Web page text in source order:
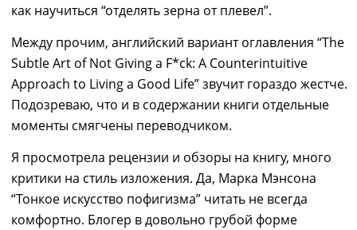
как научиться “отделять зерна от плевел”.
Между прочим, английский вариант оглавления “The
Subtle Art of Not Giving a F*ck: A Counterintuitive
Approach to Living a Good Life” звучит гораздо жестче.
Подозреваю, что и в содержании книги отдельные
моменты смягчены переводчиком.
Я просмотрела рецензии и обзоры на книгу, много
критики на стиль изложения. Да, Марка Мэнсона
“Тонкое искусство пофигизма” читать не всегда
комфортно. Блогер в довольно грубой форме